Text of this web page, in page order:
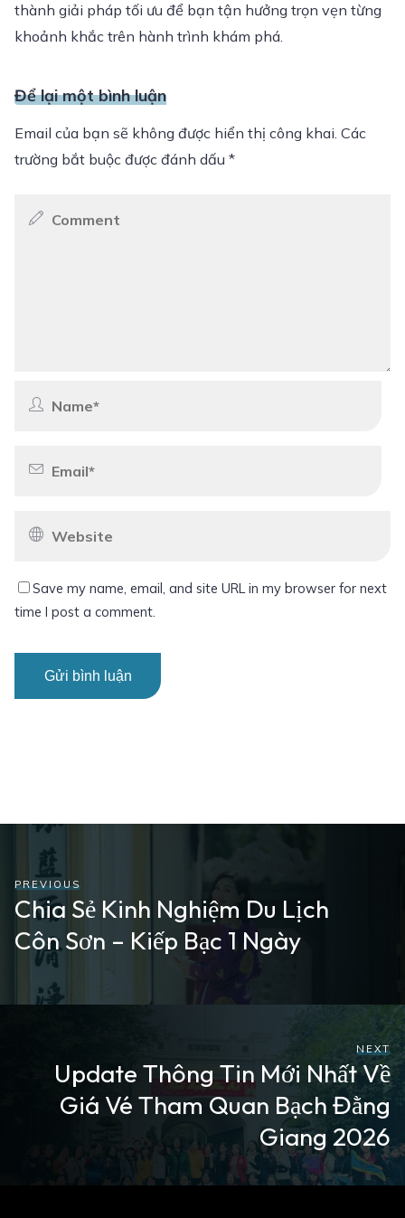
thành giải pháp tối ưu để bạn tận hưởng trọn vẹn từng
khoảnh khắc trên hành trình khám phá.
Để lại một bình luận
Email của bạn sẽ không được hiển thị công khai. Các
trường bắt buộc được đánh dấu*
Save my name, email, and site URL in my browser for next
time I post a comment.
PREVIOUS
Chia Sẻ Kinh Nghiệm Du Lịch
Côn Sơn – Kiếp Bạc 1 Ngày
NEXT
Update Thông Tin Mới Nhất Về
Giá Vé Tham Quan Bạch Đằng
Giang 2026